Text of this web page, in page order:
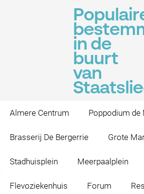
in de
buurt
van
Almere Centrum Poppodium de
Brasserij De Bergerrie Grote
Stadhuisplein Meerpaalplein
Flevoziekenhuis Forum